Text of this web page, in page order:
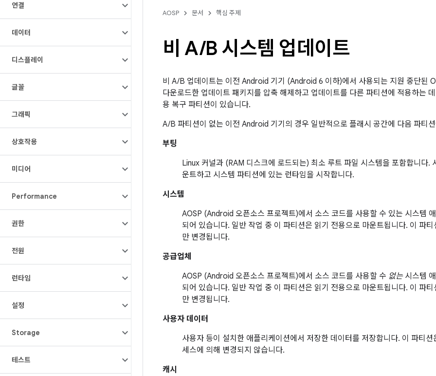
연결
데이터
디스플레이
글꼴
그래픽
상호작용
미디어
Performance
권한
전원
런타임
설정
Storage
테스트
AOSP 문서 핵심 주제
비 A/B 시스템 업데이트
비 A/B 업데이트는 이전 Android 기기 (Android 6 이하)에서 사용되는 지원 중단된
다운로드한 업데이트 패키지를 압축 해제하고 업데이트를 다른 파티션에 적용하는
용 복구 파티션이 있습니다.
A/B 파티션이 없는 이전 Android 기기의 경우 일반적으로 플래시 공간에 다음 파티
부팅
Linux 커널과 (RAM 디스크에 로드되는) 최소 루트 파일 시스템을 포함합니다.
운트하고 시스템 파티션에 있는 런타임을 시작합니다.
시스템
AOSP (Android 오픈소스 프로젝트)에서 소스 코드를 사용할 수 있는 시스템
되어 있습니다. 일반 작업 중 이 파티션은 읽기 전용으로 마운트됩니다. 이 파
만 변경됩니다.
공급업체
AOSP (Android 오픈소스 프로젝트)에서 소스 코드를 사용할 수 없는시스템
되어 있습니다. 일반 작업 중 이 파티션은 읽기 전용으로 마운트됩니다. 이 파
만 변경됩니다.
사용자 데이터
사용자 등이 설치한 애플리케이션에서 저장한 데이터를 저장합니다. 이 파티
세스에 의해 변경되지 않습니다.
캐시